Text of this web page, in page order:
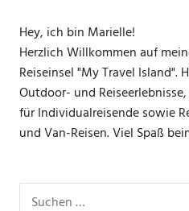
Hey, ich bin Marielle!
Herzlich Willkommen auf
Reiseinsel "My Travel Island".
Outdoor- und
für Individualreisende sowie
und Van-Reisen. Viel Spaß